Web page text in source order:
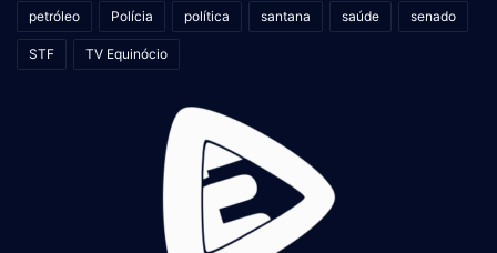
petróleo Polícia política santana saúde senado
STF TV Equinócio